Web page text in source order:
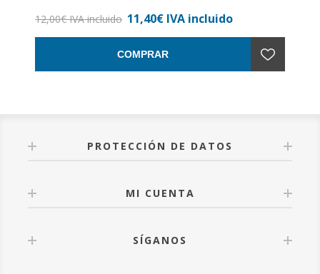
ISBN: 978-84-943689-0-5
Encuadernación: Tapa dura
12,00€ IVA incluido 11,40€ IVA incluido
COMPRAR
PROTECCIÓN DE DATOS
MI CUENTA
SÍGANOS